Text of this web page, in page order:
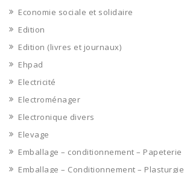
Economie sociale et solidaire
Edition
Edition (livres et journaux)
Ehpad
Electricité
Electroménager
Electronique divers
Elevage
Emballage – conditionnement – Papeterie
Emballage – Conditionnement – Plasturgie